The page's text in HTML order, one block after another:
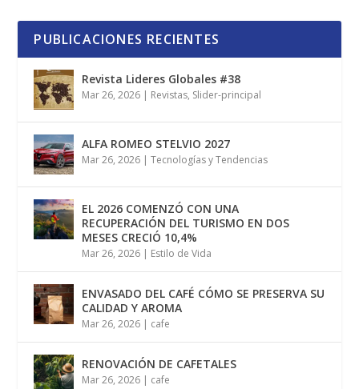
PUBLICACIONES RECIENTES
Revista Lideres Globales #38
Mar 26, 2026 | Revistas, Slider-principal
ALFA ROMEO STELVIO 2027
Mar 26, 2026 |Tecnologías y Tendencias
EL 2026 COMENZÓ CON UNA
RECUPERACIÓN DEL TURISMO EN DOS
MESES CRECIÓ 10,4%
Mar 26, 2026 | Estilo de Vida
ENVASADO DEL CAFÉ CÓMO SE PRESERVA SU
CALIDAD Y AROMA
Mar 26, 2026 | cafe
RENOVACIÓN DE CAFETALES
Mar 26, 2026 | cafe